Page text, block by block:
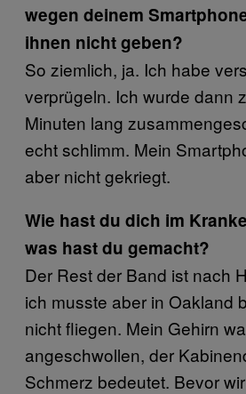
wegen deinem
ihnen nicht geben?
So ziemlich, ja. Ich habe
verprügeln. Ich wurde dann
Minuten lang
echt schlimm. Mein
aber nicht gekriegt.
Wie hast du dich im
was hast du gemacht?
Der Rest der Band ist nach
ich musste aber in Oakland
nicht fliegen. Mein Gehirn
angeschwollen, der
Schmerz bedeutet. Bevor